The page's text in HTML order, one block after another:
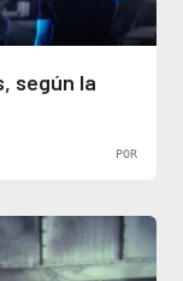
según la
POR